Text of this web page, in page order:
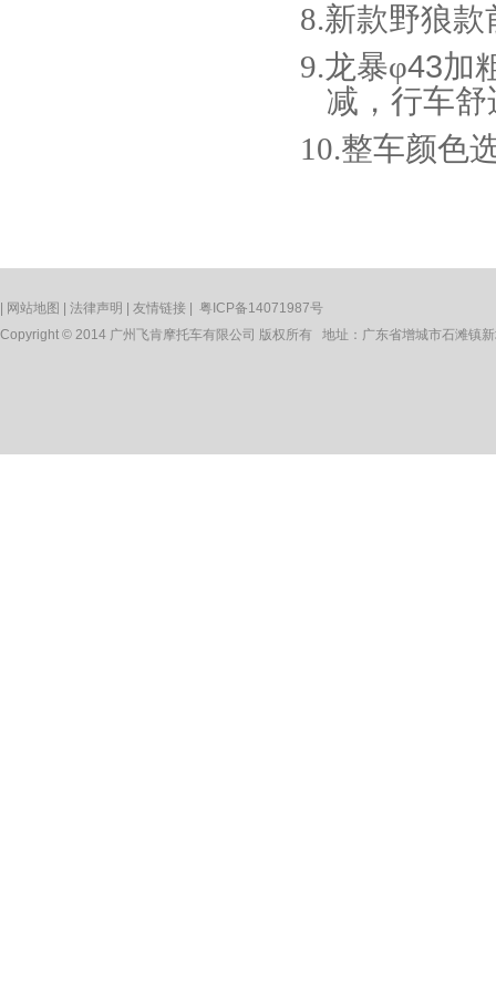
8.新款野狼款
9.龙暴φ43加
减，行车
10.整车颜色
网站地图 法律声明 友情链接
粤ICP备14071987号
Copyright © 2014 广州飞肯摩托车有限公司 版权所有 地址：广东省增城市石滩镇